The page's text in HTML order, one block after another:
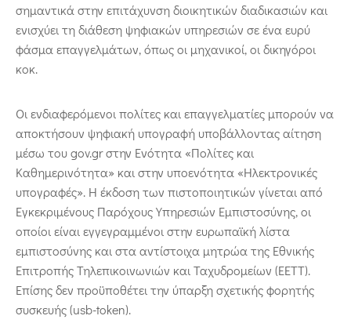
σημαντικά στην επιτάχυνση διοικητικών διαδικασιών και
ενισχύει τη διάθεση ψηφιακών υπηρεσιών σε ένα ευρύ
φάσμα επαγγελμάτων, όπως οι μηχανικοί, οι δικηγόροι
κοκ.
Οι ενδιαφερόμενοι πολίτες και επαγγελματίες μπορούν να
αποκτήσουν ψηφιακή υπογραφή υποβάλλοντας αίτηση
μέσω του gov.gr στην Ενότητα «Πολίτες και
Καθημερινότητα» και στην υποενότητα «Ηλεκτρονικές
υπογραφές». Η έκδοση των πιστοποιητικών γίνεται από
Εγκεκριμένους Παρόχους Υπηρεσιών Εμπιστοσύνης, οι
οποίοι είναι εγγεγραμμένοι στην ευρωπαϊκή λίστα
εμπιστοσύνης και στα αντίστοιχα μητρώα της Εθνικής
Επιτροπής Τηλεπικοινωνιών και Ταχυδρομείων (ΕΕΤΤ).
Επίσης δεν προϋποθέτει την ύπαρξη σχετικής φορητής
συσκευής (usb-token).